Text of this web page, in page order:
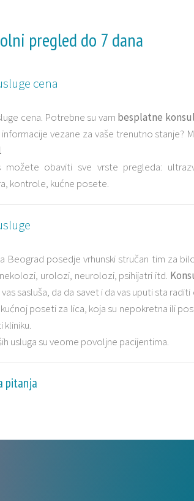
pregled do 7 dana
cena
cena. Potrebne su vam besplatne
vezane za vaše trenutno stanje?
možete obaviti sve vrste pregleda:
kontrole, kućne posete.
Beograd posedje vrhunski stručan tim za
urolozi, neurolozi, psihijatri itd.
sasluša, da da savet i da vas uputi sta
poseti za lica, koja su nepokretna ili
kliniku.
usluga su veome povoljne pacijentima.
pitanja